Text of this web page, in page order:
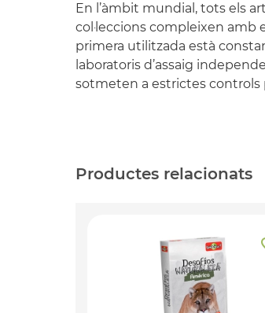
En l’àmbit mundial, tots els
col·leccions compleixen amb
primera utilitzada està
laboratoris d’assaig
sotmeten a estrictes
Productes relacionats